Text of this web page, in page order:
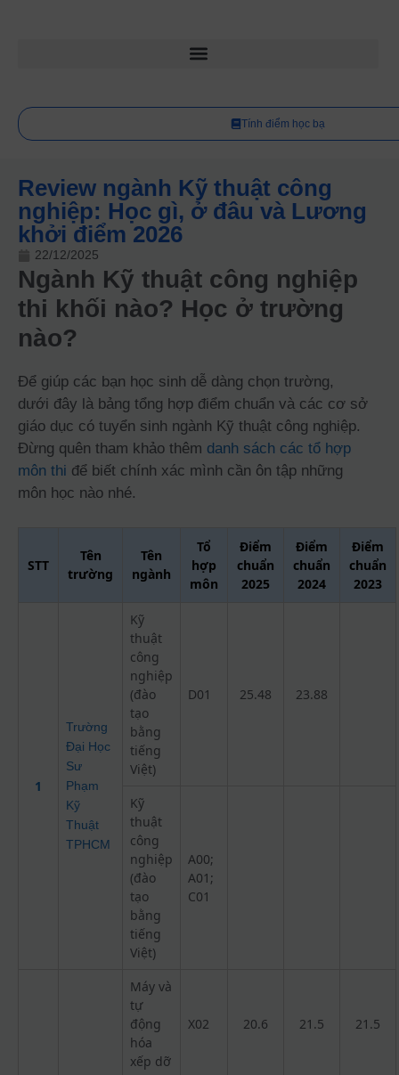
Tính điểm học bạ
Review ngành Kỹ thuật công
nghiệp: Học gì, ở đâu và Lương
khởi điểm 2026
22/12/2025
Ngành Kỹ thuật công nghiệp
thi khối nào? Học ở trường
nào?
Để giúp các bạn học sinh dễ dàng chọn trường,
dưới đây là bảng tổng hợp điểm chuẩn và các cơ sở
giáo dục có tuyển sinh ngành Kỹ thuật công nghiệp.
Đừng quên tham khảo thêm danh sách các tổ hợp
môn thi để biết chính xác mình cần ôn tập những
môn học nào nhé.
STT
Tên
trường
Tên
ngành
Tổ
hợp
môn
Điểm
chuẩn
2025
Điểm
chuẩn
2024
Điểm
chuẩn
2023
1
Trường
Đại Học
Sư
Phạm
Kỹ
Thuật
TPHCM
Kỹ
thuật
công
nghiệp
(đào
tạo
bằng
tiếng
Việt)
D01 25.48 23.88
Kỹ
thuật
công
nghiệp
(đào
tạo
bằng
tiếng
Việt)
A00;
A01;
C01
Máy và
tự
động
hóa
xếp dỡ
X02 20.6 21.5 21.5